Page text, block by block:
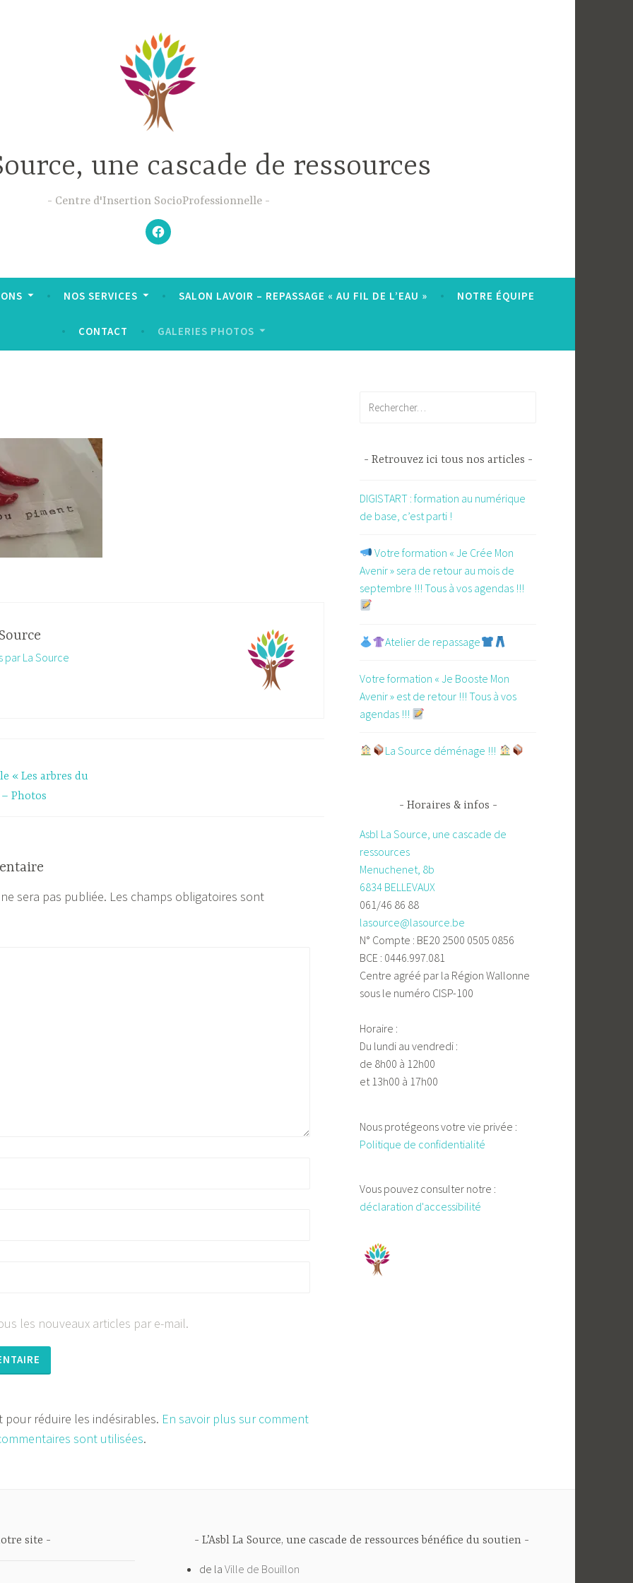
une cascade de ressources
Centre d'Insertion SocioProfessionnelle
–
N’hésitez
pas
à
;-)
–
NOS SERVICES SALON LAVOIR – REPASSAGE « AU FIL DE L’EAU » NOTRE ÉQUIPE
CONTACT GALERIES PHOTOS
par La Source
« Les arbres du
Photos
sera pas publiée. Les champs obligatoires sont
les nouveaux articles par e-mail.
pour réduire les indésirables. En savoir plus sur comment
sont utilisées.
Retrouvez ici tous nos articles
DIGISTART : formation au numérique
de base, c’est parti !
​ Votre formation « Je Crée Mon
Avenir » sera de retour au mois de
septembre !!! Tous à vos agendas !!!
Atelier de repassage​
Votre formation « Je Booste Mon
Avenir » est de retour !!! Tous à vos
agendas !!!
​La Source déménage !!!
Horaires & infos
Asbl La Source, une cascade de
ressources
Menuchenet, 8b
6834 BELLEVAUX
061/46 86 88
lasource@lasource.be
N° Compte : BE20 2500 0505 0856
BCE : 0446.997.081
Centre agréé par la Région Wallonne
sous le numéro CISP-100
Horaire :
Du lundi au vendredi :
de 8h00 à 12h00
et 13h00 à 17h00
Nous protégeons votre vie privée :
Politique de confidentialité
Vous pouvez consulter notre :
déclaration d'accessibilité
site L’Asbl La Source, une cascade de ressources bénéfice du soutien
de laVille de Bouillon